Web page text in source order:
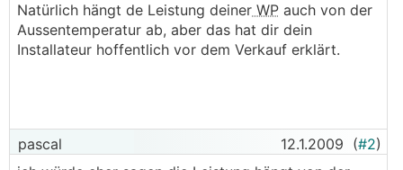
Natürlich hängt de Leistung deiner WP auch von der
Aussentemperatur ab, aber das hat dir dein
Installateur hoffentlich vor dem Verkauf erklärt.
pascal 12.1.2009 (#2)